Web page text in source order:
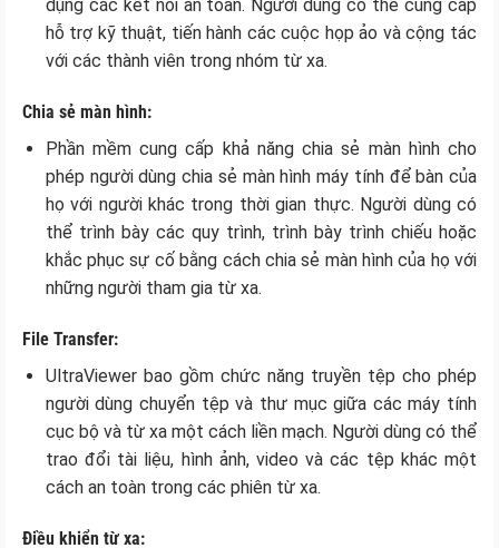
dụng các kết nối an toàn. Người dùng có thể cung cấp
hỗ trợ kỹ thuật, tiến hành các cuộc họp ảo và cộng tác
với các thành viên trong nhóm từ xa.
Chia sẻ màn hình:
Phần mềm cung cấp khả năng chia sẻ màn hình cho
phép người dùng chia sẻ màn hình máy tính để bàn của
họ với người khác trong thời gian thực. Người dùng có
thể trình bày các quy trình, trình bày trình chiếu hoặc
khắc phục sự cố bằng cách chia sẻ màn hình của họ với
những người tham gia từ xa.
File Transfer:
UltraViewer bao gồm chức năng truyền tệp cho phép
người dùng chuyển tệp và thư mục giữa các máy tính
cục bộ và từ xa một cách liền mạch. Người dùng có thể
trao đổi tài liệu, hình ảnh, video và các tệp khác một
cách an toàn trong các phiên từ xa.
Điều khiển từ xa: